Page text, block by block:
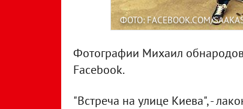
ФОТО: FACEBOOK.COM/
Фотографии Михаил
Facebook.
"Встреча на улице Киева", -